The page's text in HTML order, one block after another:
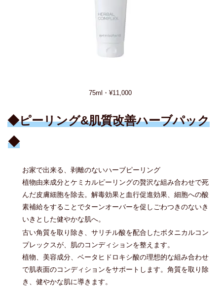
75ml・¥11,000
◆ピーリング&肌質改善ハーブパック
◆
お家で出来る、剥離のないハーブピーリング
植物由来成分とケミカルピーリングの贅沢な組み合わせで死
んだ皮膚細胞を除去。解毒効果と血行促進効果、細胞への酸
素補給をすることでターンオーバーを促しごわつきのないき
いきとした健やかな肌へ。
古い角質を取り除き、サリチル酸を配合したボタニカルコン
プレックスが、肌のコンディションを整えます。
植物、美容成分、ベータヒドロキシ酸の理想的な組み合わせ
で肌表面のコンディションをサポートします。角質を取り除
き、健やかな肌に導きます。